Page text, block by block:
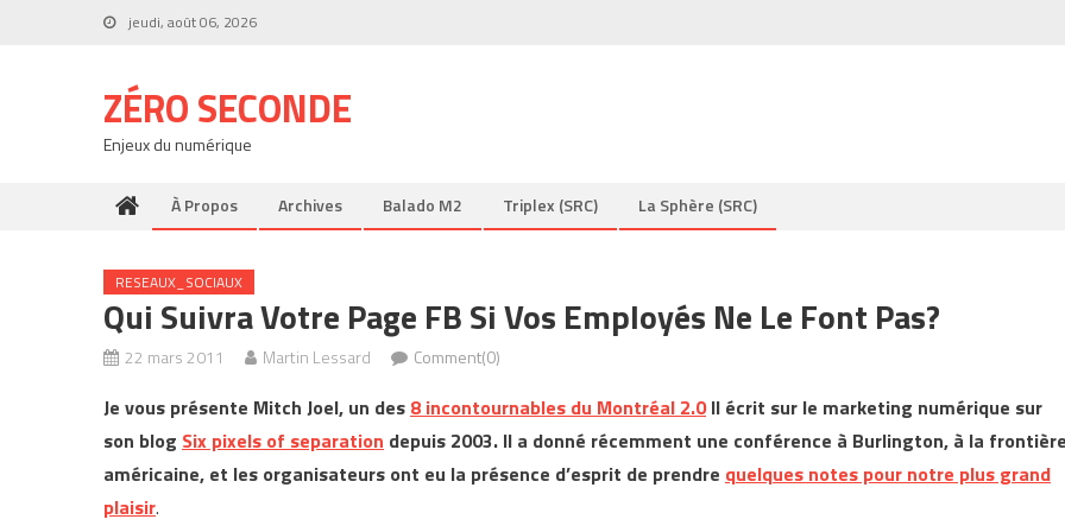
jeudi, août 06, 2026
ZÉRO SECONDE
Enjeux du numérique
À Propos Archives Balado M2 Triplex (SRC) La Sphère (SRC)
RESEAUX_SOCIAUX
Qui Suivra Votre Page FB Si Vos Employés Ne Le Font Pas?
22 mars 2011 Martin Lessard Comment(0)
Je vous présente Mitch Joel, un des 8 incontournables du Montréal 2.0Il écrit sur le marketing numérique sur
son blog Six pixels of separation depuis 2003. Il a donné récemment une conférence à Burlington, à la
américaine, et les organisateurs ont eu la présence d’esprit de prendre quelques notes pour notre plus grand
plaisir.